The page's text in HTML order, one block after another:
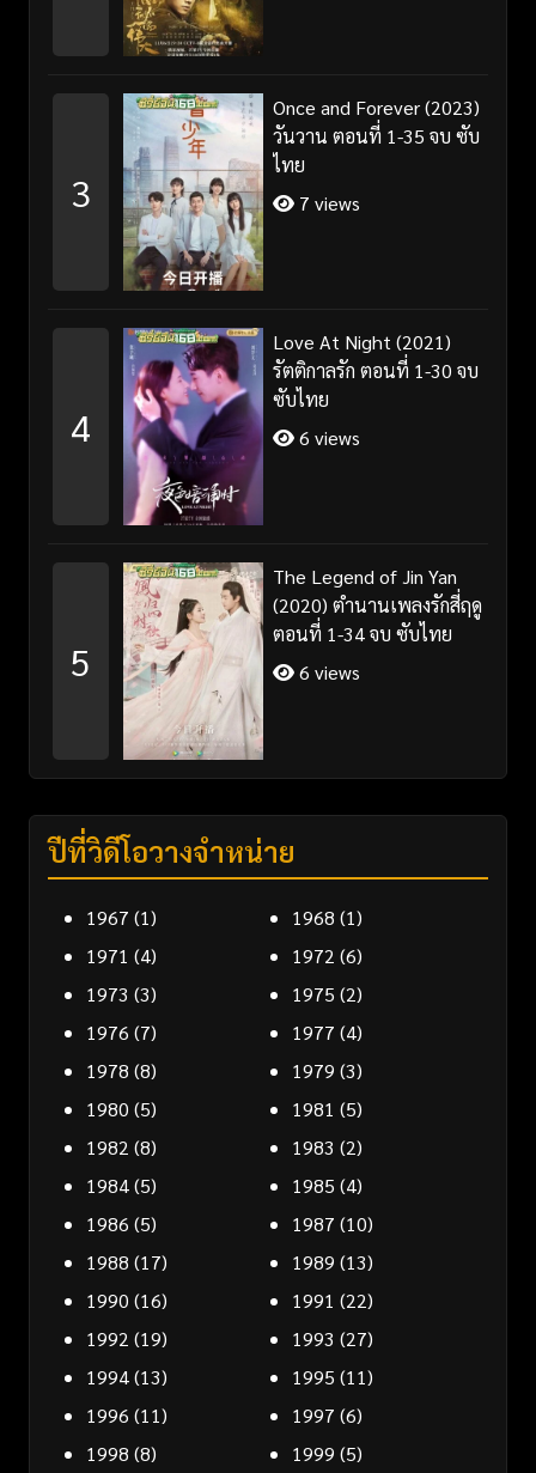
3
Once and Forever (2023)
วันวาน ตอนที่ 1-35 จบ ซับ
ไทย
7 views
4
Love At Night (2021)
รัตติกาลรัก ตอนที่ 1-30 จบ
ซับไทย
6 views
5
The Legend of Jin Yan
(2020) ตำนานเพลงรักสี่ฤดู
ตอนที่ 1-34 จบ ซับไทย
6 views
ปีที่วิดีโอวางจำหน่าย
1967 (1) 1968 (1)
1971 (4) 1972 (6)
1973 (3) 1975 (2)
1976 (7) 1977 (4)
1978 (8) 1979 (3)
1980 (5) 1981 (5)
1982 (8) 1983 (2)
1984(5) 1985 (4)
1986 (5) 1987 (10)
1988 (17) 1989 (13)
1990 (16) 1991 (22)
1992 (19) 1993 (27)
1994(13) 1995 (11)
1996 (11) 1997 (6)
1998 (8) 1999 (5)